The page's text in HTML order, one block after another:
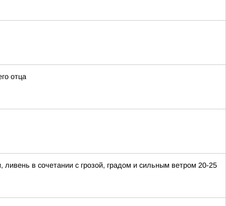
отца
в сочетании с грозой, градом и сильным ветром 20-25